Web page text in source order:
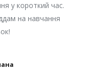
у короткий час.
на навчання